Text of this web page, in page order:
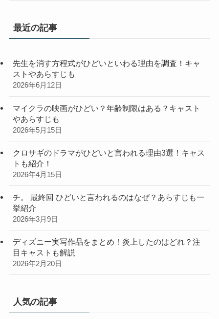
リ
ー
最近の記事
先生を消す方程式がひどいといわる理由を調査！キャ
ストやあらすじも
2026年6月12日
マイクラの映画がひどい？年齢制限はある？キャスト
やあらすじも
2026年5月15日
クロサギのドラマがひどいと言われる理由3選！キャス
トも紹介！
2026年4月15日
チ。 最終回 ひどいと言われるのはなぜ？あらすじも一
挙紹介
2026年3月9日
ディズニー実写作品をまとめ！炎上したのはどれ？注
目キャストも解説
2026年2月20日
人気の記事